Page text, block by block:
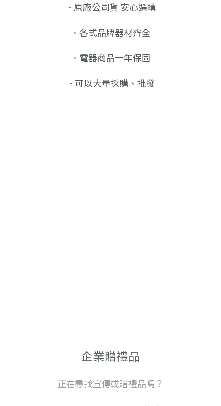
．原廠公司貨 安心選購
．各式品牌器材齊全
．電器商品一年保固
．可以大量採購、批發
企業贈禮品
正在尋找宣傳或贈禮品嗎？